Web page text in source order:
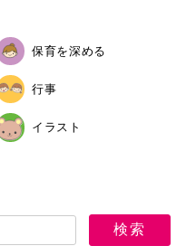
保育を深める
行事
イラスト